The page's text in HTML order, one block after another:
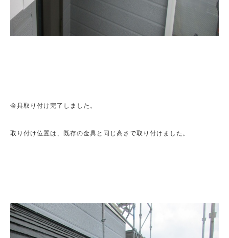
金具取り付け完了しました。
取り付け位置は、既存の金具と同じ高さで取り付けました。